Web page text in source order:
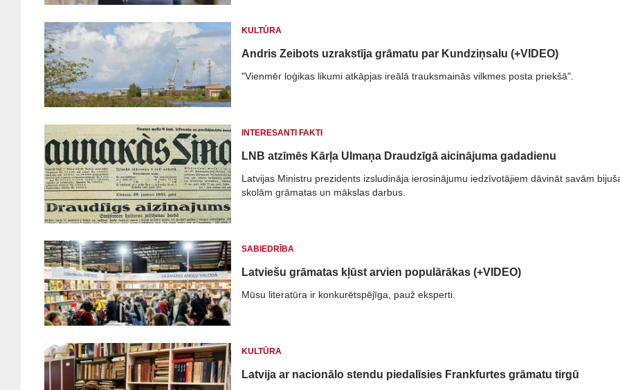
KULTŪRA
Andris Zeibots uzrakstīja grāmatu par Kundziņsalu (+VIDEO)
"Vienmēr loģikas likumi atkāpjas ireālā trauksmainās vilkmes posta priekšā".
INTERESANTI FAKTI
LNB atzīmēs Kārļa Ulmaņa Draudzīgā aicinājuma gadadienu
Latvijas Ministru prezidents izsludināja ierosinājumu iedzīvotājiem dāvināt savām
skolām grāmatas un mākslas darbus.
SABIEDRĪBA
Latviešu grāmatas kļūst arvien populārākas (+VIDEO)
Mūsu literatūra ir konkurētspējīga, pauž eksperti.
KULTŪRA
Latvija ar nacionālo stendu piedalīsies Frankfurtes grāmatu tirgū